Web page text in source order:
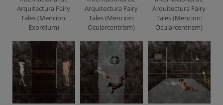
Arquitectura Fairy
Tales (Mencion:
Exordium)
Arquitectura Fairy
Tales (Mencion:
Ocularcentrism)
Arquitectura Fairy
Tales (Mencion:
Ocularcentrism)